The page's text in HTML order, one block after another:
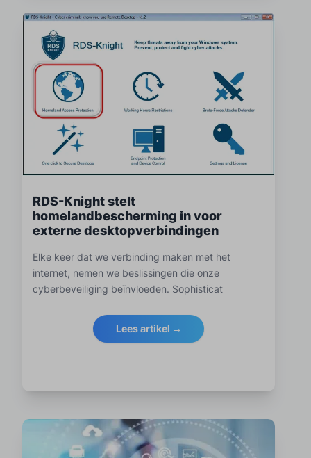
RDS-Knight stelt
homelandbescherming in voor
externe desktopverbindingen
Elke keer dat we verbinding maken met het
internet, nemen we beslissingen die onze
cyberbeveiliging beïnvloeden. Sophisticat
Lees artikel →